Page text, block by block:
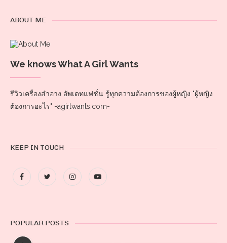
ABOUT ME
We knows What A Girl Wants
รีวิวเครื่องสำอาง อัพเดทแฟชั่น รู้ทุกความต้องการของผู้หญิง "ผู้หญิง
ต้องการอะไร" -agirlwants.com-
KEEP IN TOUCH
POPULAR POSTS